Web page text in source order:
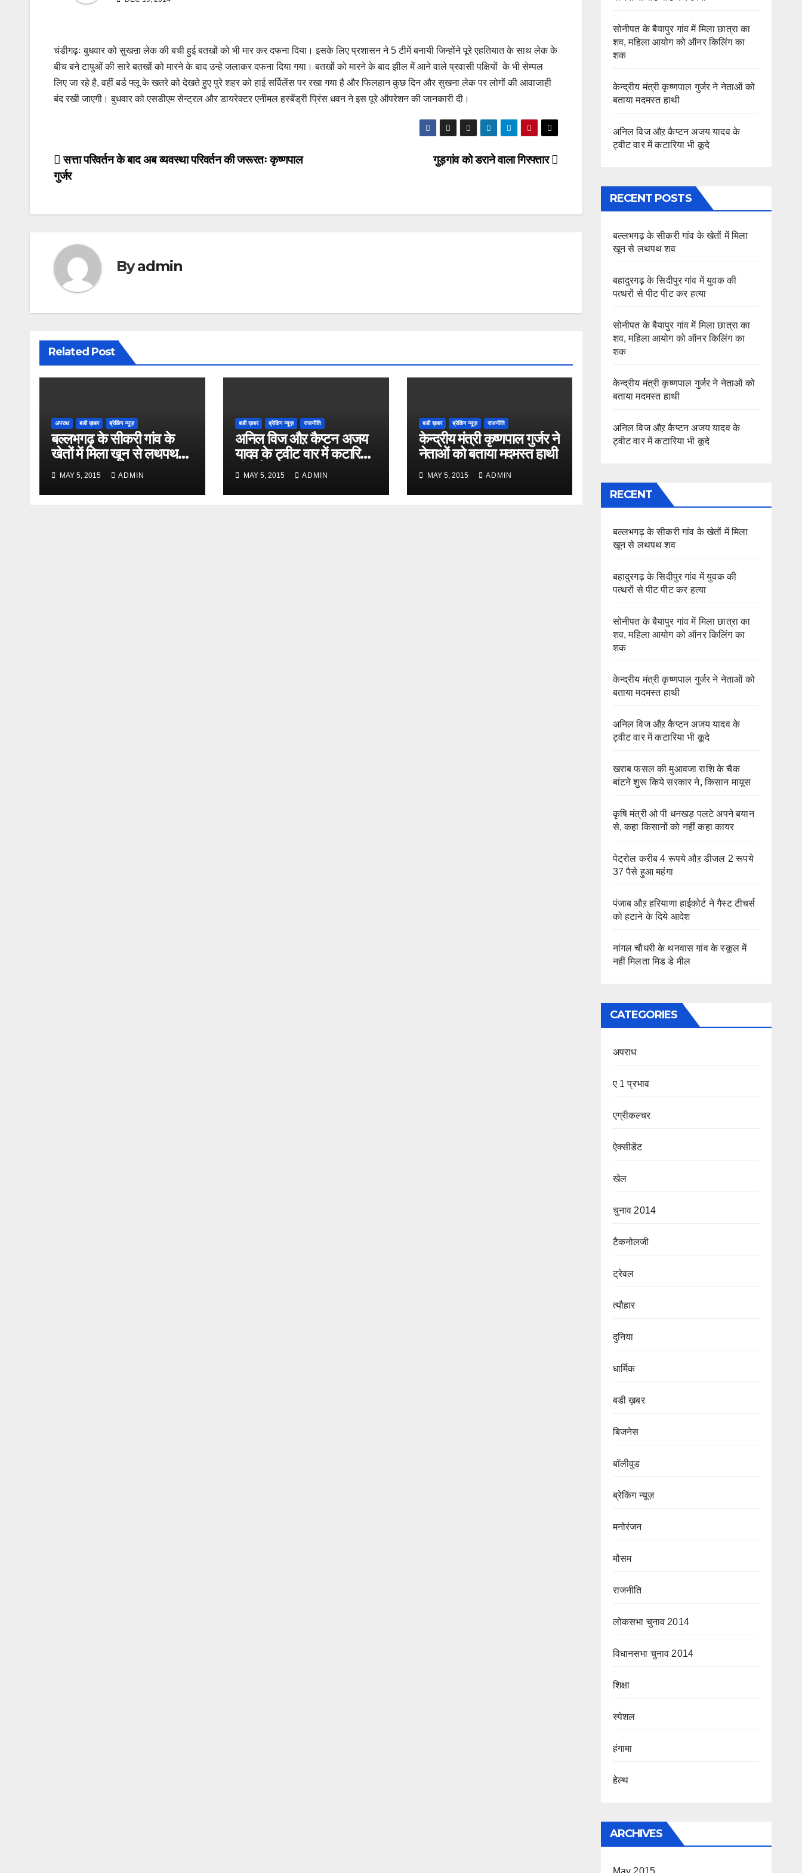
चंडीगढ़ः बुधवार को सुखऩा लेक की बची हुई बतखों को भी मार कर दफना दिया। इसके लिए प्रशासन ने 5 टीमें बनायी जिन्होंने पूरे एहतियात के साथ लेक के
बीच बने टापुओं की सारे बतखों को मारने के बाद उन्हे जलाकर दफना दिया गया। बतखों को मारने के बाद झील में आने वाले प्रवासी पक्षियों के भी सेम्पल
लिए जा रहे है, वहीं बर्ड फ्लू के खतरे को देखते हुए पुरे शहर को हाई सर्विलेंस पर रखा गया है और फिलहान कुछ दिन और सुखना लेक पर लोगों की आवाजाही
बंद रखी जाएगी। बुधवार को एसडीएम सेन्ट्रल और डायरेक्टर एनीमल हस्बेंड्री प्रिंस धवन ने इस पूरे ऑपरेशन की जानकारी दी।
Post
navigation
गुड़गांव को डराने वाला गिरफ्तार
सत्ता परिवर्तन के बाद अब व्यवस्था परिवर्तन की जरूरतः कृष्णपाल
गुर्जर
Byadmin
Related Post
अपराध बडी ख़बर ब्रेकिंग न्यूज़
बल्लभगढ़ के सीकरी गांव के
खेतों में मिला खून से लथपथ
शवMAY 5, 2015 ADMIN
बडी ख़बर ब्रेकिंग न्यूज़ राजनीति
अनिल विज औऱ कैप्टन अजय
यादव के ट्वीट वार में कटारिया
भी कूदे
MAY 5, 2015 ADMIN
बडी ख़बर ब्रेकिंग न्यूज़ राजनीति
केन्द्रीय मंत्री कृष्णपाल गुर्जर ने
नेताओं को बताया मदमस्त हाथी
MAY 5, 2015 ADMIN
सोनीपत के बैयापुर गांव में मिला छात्रा का
शव, महिला आयोग को ऑनर किलिंग का
शक
केन्द्रीय मंत्री कृष्णपाल गुर्जर ने नेताओं को
बताया मदमस्त हाथी
अनिल विज औऱ कैप्टन अजय यादव के
ट्वीट वार में कटारिया भी कूदे
RECENT POSTS
बल्लभगढ़ के सीकरी गांव के खेतों में मिला
खून से लथपथ शव
बहादुरगढ़ के सिदीपुर गांव में युवक की
पत्थरों से पीट पीट कर हत्या
सोनीपत के बैयापुर गांव में मिला छात्रा का
शव, महिला आयोग को ऑनर किलिंग का
शक
केन्द्रीय मंत्री कृष्णपाल गुर्जर ने नेताओं को
बताया मदमस्त हाथी
अनिल विज औऱ कैप्टन अजय यादव के
ट्वीट वार में कटारिया भी कूदे
RECENT
बल्लभगढ़ के सीकरी गांव के खेतों में मिला
खून से लथपथ शव
बहादुरगढ़ के सिदीपुर गांव में युवक की
पत्थरों से पीट पीट कर हत्या
सोनीपत के बैयापुर गांव में मिला छात्रा का
शव, महिला आयोग को ऑनर किलिंग का
शक
केन्द्रीय मंत्री कृष्णपाल गुर्जर ने नेताओं को
बताया मदमस्त हाथी
अनिल विज औऱ कैप्टन अजय यादव के
ट्वीट वार में कटारिया भी कूदे
खराब फसल की मुआवजा राशि के चैक
बांटने शुरू किये सरकार ने, किसान मायूस
कृषि मंत्री ओ पी धनखड़ पलटे अपने बयान
से, कहा किसानों को नहीं कहा कायर
पेट्रोल करीब 4 रूपये औऱ डीजल 2 रूपये
37 पैसे हुआ महंगा
पंजाब औऱ हरियाणा हाईकोर्ट ने गैस्ट टीचर्स
को हटाने के दिये आदेश
नांगल चौधरी के थनवास गांव के स्कूल में
नहीं मिलता मिड डे मील
CATEGORIES
अपराध
ए 1 प्रभाव
एग्रीकल्चर
ऐक्सीडेंट
खेल
चुनाव 2014
टैकनोलजी
ट्रेवल
त्यौहार
दुनिया
धार्मिक
बडी ख़बर
बिजनेस
बॉलीवुड
ब्रेकिंग न्यूज़
मनोरंजन
मौसम
राजनीति
लोकसभा चुनाव 2014
विधानसभा चुनाव 2014
शिक्षा
स्पेशल
हंगामा
हेल्थ
ARCHIVES
May 2015